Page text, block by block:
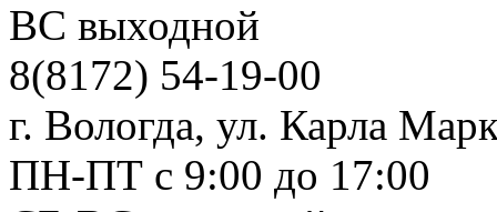
ВС выходной
8(8172) 54-19-00
г. Вологда, ул. Карла
ПН-ПТ c 9:00 до 17:00